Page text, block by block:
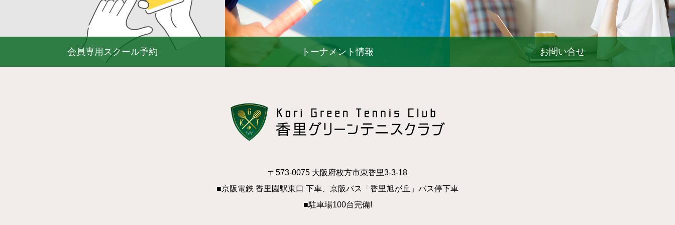
会員専用スクール予約 トーナメント情報 お問い合せ
〒573-0075 大阪府枚方市東香里3-3-18
■京阪電鉄 香里園駅東口 下車、京阪バス「香里旭が丘」バス停下車
■駐車場100台完備!